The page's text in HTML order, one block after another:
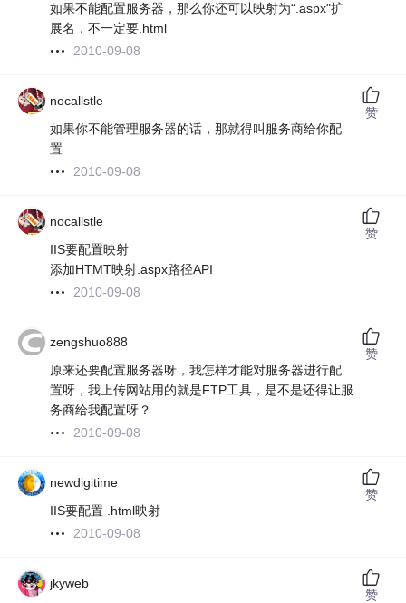
如果不能配置服务器，那么你还可以映射为“.aspx"扩
展名，不一定要.html
2010-09-08
nocallstle
如果你不能管理服务器的话，那就得叫服务商给你配
置
2010-09-08
赞
nocallstle
IIS要配置映射
添加HTMT映射.aspx路径API
2010-09-08
赞
zengshuo888
原来还要配置服务器呀，我怎样才能对服务器进行配
置呀，我上传网站用的就是FTP工具，是不是还得让服
务商给我配置呀？
2010-09-08
赞
newdigitime
IIS要配置 .html映射
2010-09-08
赞
jkyweb
赞